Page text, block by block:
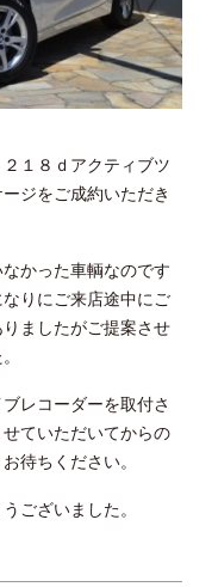
１８ｄアクティブツ
ジをご成約いただき
かった車輌なのです
りにご来店途中にご
ましたがご提案させ
レコーダーを取付さ
ていただいてからの
待ちください。
ございました。